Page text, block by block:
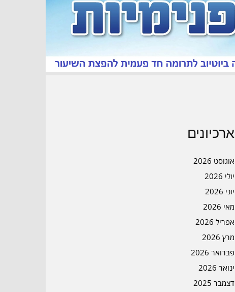
ארכיונים
אוגוסט 2026
יולי 2026
יוני 2026
מאי 2026
אפריל 2026
מרץ 2026
פברואר 2026
ינואר 2026
דצמבר 2025